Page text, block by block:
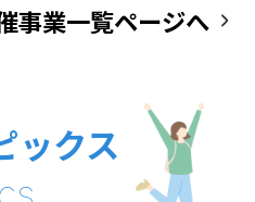
事業一覧ページへ
ックス